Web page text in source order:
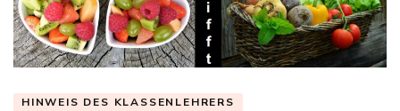
HINWEIS DES KLASSENLEHRERS